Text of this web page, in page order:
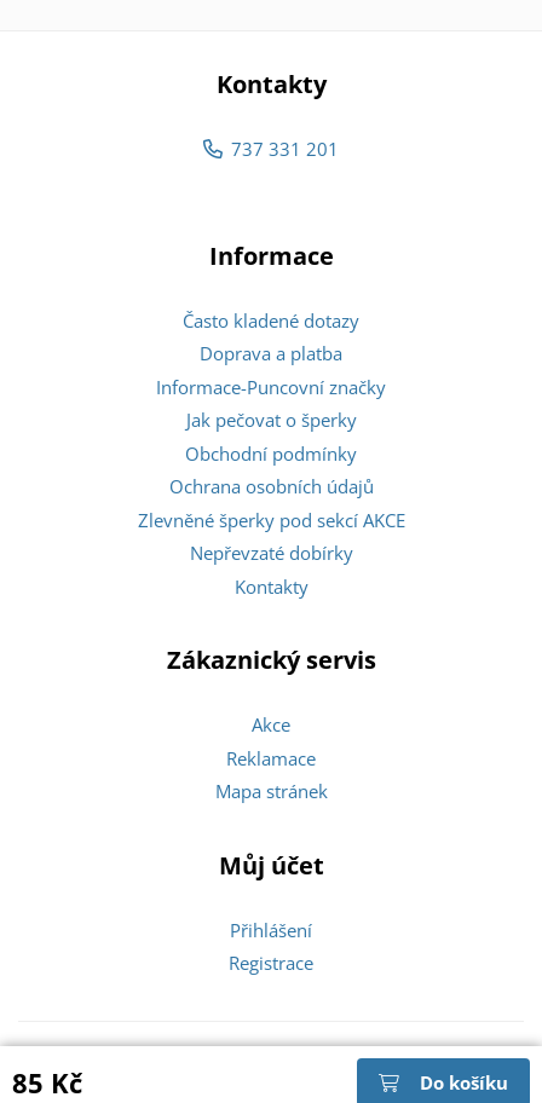
85 Kč Do košíku
Kontakty
737 331 201
Informace
Často kladené dotazy
Doprava a platba
Informace-Puncovní značky
Jak pečovat o šperky
Obchodní podmínky
Ochrana osobních údajů
Zlevněné šperky pod sekcí AKCE
Nepřevzaté dobírky
Kontakty
Zákaznický servis
Akce
Reklamace
Mapa stránek
Můj účet
Přihlášení
Registrace